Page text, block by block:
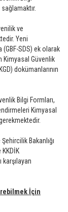
ve
Yeni
(GBF-SDS) ek olarak
Kimyasal Güvenlik
dokümanlarının
Bilgi Formları,
Kimyasal
Bakanlığı
karşılayan
İçin